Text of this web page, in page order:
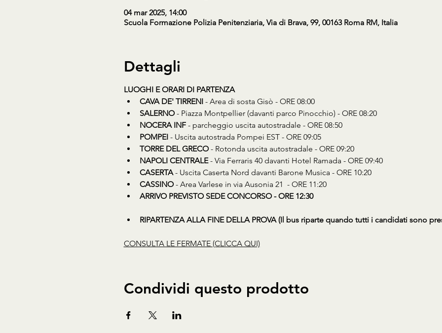
04 mar 2025, 14:00
Scuola Formazione Polizia Penitenziaria, Via di Brava, 99, 00163 Roma RM, Italia
Dettagli
LUOGHI E ORARI DI PARTENZA
CAVA DE' TIRRENI - Area di sosta Gisò - ORE 08:00
SALERNO - Piazza Montpellier (davanti parco Pinocchio) - ORE 08:20
NOCERA INF - parcheggio uscita autostradale - ORE 08:50
POMPEI - Uscita autostrada Pompei EST - ORE 09:05
TORRE DEL GRECO - Rotonda uscita autostradale - ORE 09:20
NAPOLI CENTRALE - Via Ferraris 40 davanti Hotel Ramada - ORE 09:40
CASERTA - Uscita Caserta Nord davanti Barone Musica - ORE 10:20
CASSINO - Area Varlese in via Ausonia 21  - ORE 11:20
ARRIVO PREVISTO SEDE CONCORSO - ORE 12:30
RIPARTENZA ALLA FINE DELLA PROVA (Il bus riparte quando tutti i candidati sono
CONSULTA LE FERMATE (CLICCA QUI)
Condividi questo prodotto